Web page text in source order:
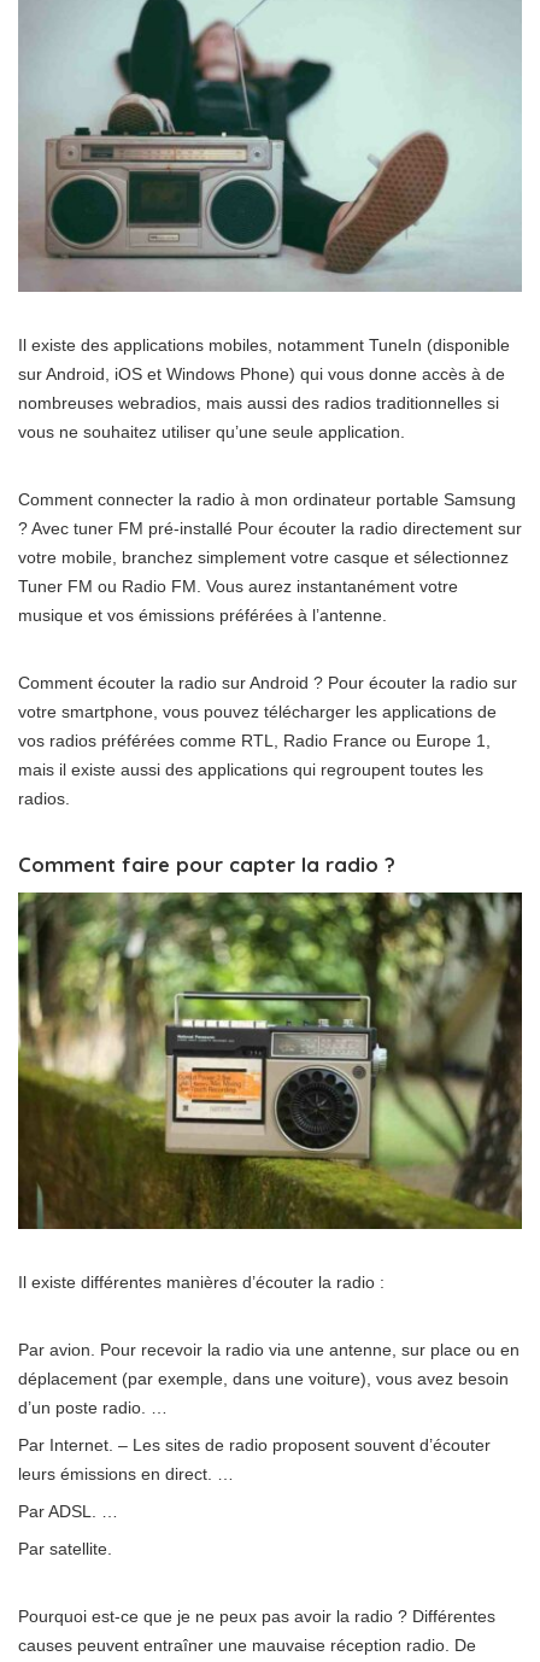
Il existe des applications mobiles, notamment TuneIn (disponible
sur Android, iOS et Windows Phone) qui vous donne accès à de
nombreuses webradios, mais aussi des radios traditionnelles si
vous ne souhaitez utiliser qu’une seule application.
Comment connecter la radio à mon ordinateur portable Samsung
? Avec tuner FM pré-installé Pour écouter la radio directement sur
votre mobile, branchez simplement votre casque et sélectionnez
Tuner FM ou Radio FM. Vous aurez instantanément votre
musique et vos émissions préférées à l’antenne.
Comment écouter la radio sur Android ? Pour écouter la radio sur
votre smartphone, vous pouvez télécharger les applications de
vos radios préférées comme RTL, Radio France ou Europe 1,
mais il existe aussi des applications qui regroupent toutes les
radios.
Comment faire pour capter la radio ?
Il existe différentes manières d’écouter la radio :
Par avion. Pour recevoir la radio via une antenne, sur place ou en
déplacement (par exemple, dans une voiture), vous avez besoin
d’un poste radio. …
Par Internet. – Les sites de radio proposent souvent d’écouter
leurs émissions en direct. …
Par ADSL. …
Par satellite.
Pourquoi est-ce que je ne peux pas avoir la radio ? Différentes
causes peuvent entraîner une mauvaise réception radio. De